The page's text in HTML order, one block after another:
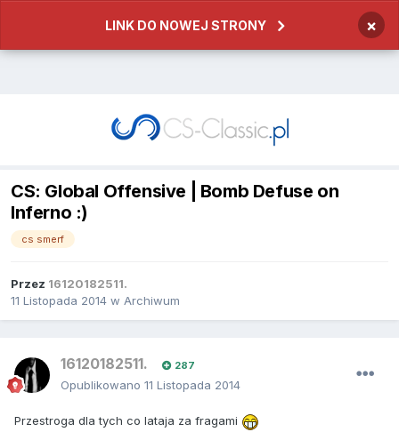
LINK DO NOWEJ STRONY ×
CS: Global Offensive | Bomb Defuse on
Inferno :)
cs smerf
Przez 16120182511.
11 Listopada 2014 w Archiwum
16120182511. 287
Opublikowano 11 Listopada 2014
Przestroga dla tych co lataja za fragami